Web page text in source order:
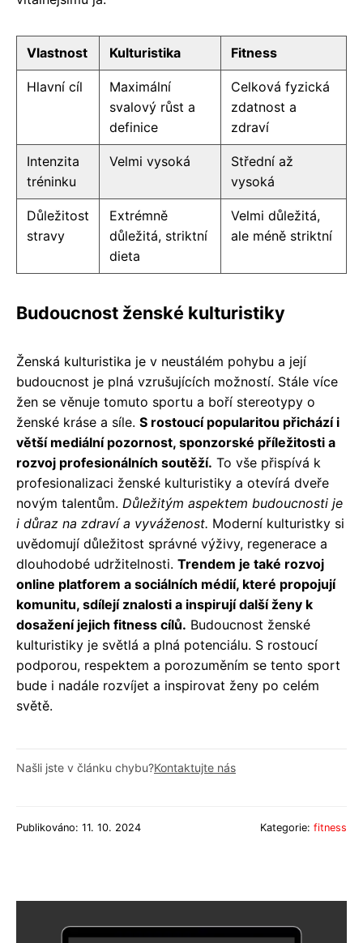
Vlastnost Kulturistika Fitness
Hlavní cíl
Maximální
svalový růst a
definice
Celková fyzická
zdatnost a
zdraví
Intenzita
tréninku
Velmi vysoká
Střední až
vysoká
Důležitost
stravy
Extrémně
důležitá, striktní
dieta
Velmi důležitá,
ale méně striktní
Budoucnost ženské kulturistiky
Ženská kulturistika je v neustálém pohybu a její
budoucnost je plná vzrušujících možností. Stále více
žen se věnuje tomuto sportu a boří stereotypy o
ženské kráse a síle. S rostoucí popularitou přichází i
větší mediální pozornost, sponzorské příležitosti a
rozvoj profesionálních soutěží. To vše přispívá k
profesionalizaci ženské kulturistiky a otevírá dveře
novým talentům. Důležitým aspektem budoucnosti je
i důraz na zdraví a vyváženost. Moderní kulturistky si
uvědomují důležitost správné výživy, regenerace a
dlouhodobé udržitelnosti. Trendem je také rozvoj
online platforem a sociálních médií, které propojují
komunitu, sdílejí znalosti a inspirují další ženy k
dosažení jejich fitness cílů. Budoucnost ženské
kulturistiky je světlá a plná potenciálu. S rostoucí
podporou, respektem a porozuměním se tento sport
bude i nadále rozvíjet a inspirovat ženy po celém
světě.
Našli jste v článku chybu?Kontaktujte nás
Publikováno: 11. 10. 2024 Kategorie: fitness